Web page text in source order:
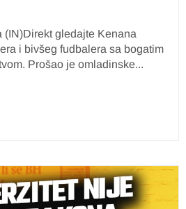
(IN)Direkt gledajte Kenana
i bivšeg fudbalera sa bogatim
Prošao je omladinske...